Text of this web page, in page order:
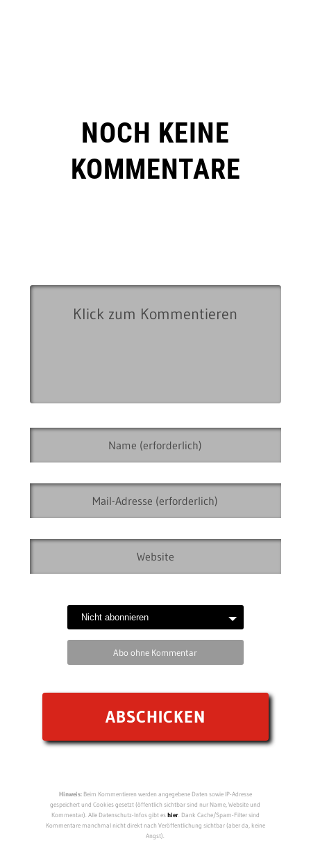
NOCH KEINE
KOMMENTARE
Abo ohne Kommentar
Hinweis:Beim Kommentieren werden angegebene Daten sowie IP-Adresse
gespeichert und Cookies gesetzt (öffentlich sichtbar sind nur Name, Website und
Kommentar). Alle Datenschutz-Infos gibt eshier. Dank Cache/Spam-Filter sind
Kommentare manchmal nicht direkt nach Veröffentlichung sichtbar (aber da, keine
Angst).